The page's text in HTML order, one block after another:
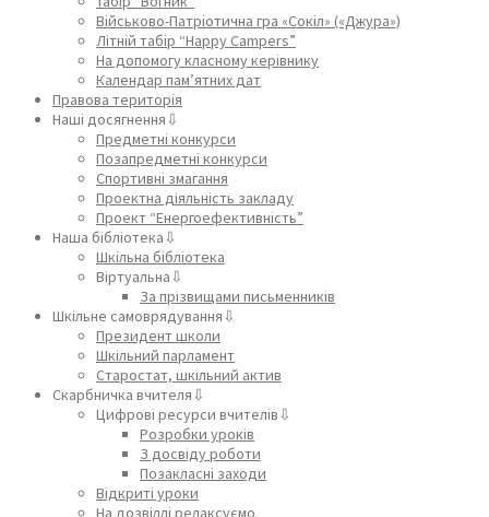
Військово-Патріотична гра «Сокіл» («Джура»)
Літній табір “Happy Campers”
На допомогу класному керівнику
Календар пам’ятних дат
Правова територія
Наші досягнення⇩
Предметні конкурси
Позапредметні конкурси
Спортивні змагання
Проектна діяльність закладу
Проект “Енергоефективність”
Наша бібліотека⇩
Шкільна бібліотека
Віртуальна⇩
За прізвищами письменників
Шкільне самоврядування⇩
Президент школи
Шкільний парламент
Старостат, шкільний актив
Скарбничка вчителя⇩
Цифрові ресурси вчителів⇩
Розробки уроків
З досвіду роботи
Позакласні заходи
Відкриті уроки
На дозвіллі релаксуємо